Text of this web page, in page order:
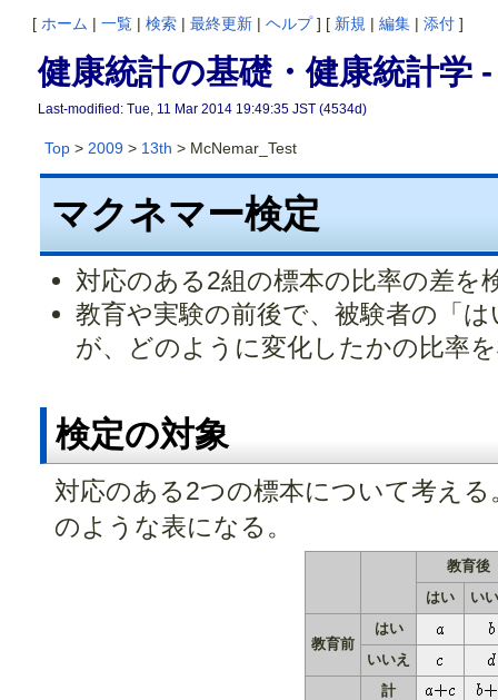
[ ホーム | 一覧 | 検索 | 最終更新 | ヘルプ] [ 新規 | 編集 | 添付 ]
健康統計の基礎・健康統計学
Last-modified: Tue, 11 Mar 2014 19:49:35 JST (4534d)
Top> 2009> 13th > McNemar_Test
マクネマー検定
対応のある2組の標本の比率の差を
教育や実験の前後で、被験者の「
が、どのように変化したかの比率
検定の対象
対応のある2つの標本について考え
のような表になる。
教育後
はい
い
教育前
はい
いいえ
計